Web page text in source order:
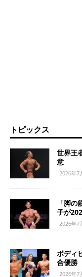
トピックス
世界王
意
2026年7
「脚
子が
2026年7
ボディ
合優勝
2026年7